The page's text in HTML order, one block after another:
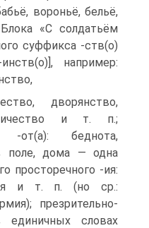
вороньё, бельё,
«С солдатьём
суффикса -ств(о)
например:
дворянство,
и т. п.;
-от(а): беднота,
поле, дома — одна
просторечного -ия:
и т. п. (но ср.:
презрительно-
единичных словах